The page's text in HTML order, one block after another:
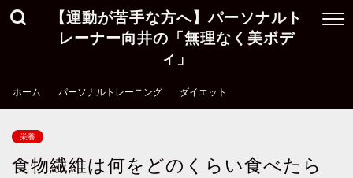
【運動が苦手な方へ】パーソナルト
レーナー向井の「無理なく美ボデ
ィ」
ホーム パーソナルトレーニング ダイエット
栄養
食物繊維は何をどのくらい食べたら